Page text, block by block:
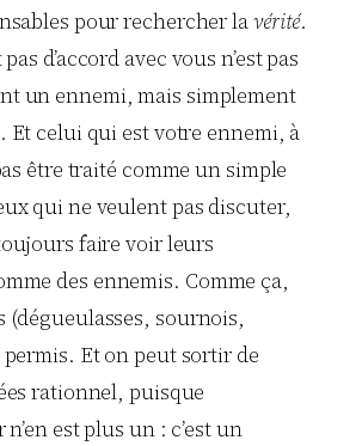
pour rechercher lavérité.
d’accord avec vous n’est pas
un ennemi, mais simplement
Et celui qui est votre ennemi, à
être traité comme un simple
qui ne veulent pas discuter,
faire voir leurs
des ennemis. Comme ça,
(dégueulasses, sournois,
Et on peut sortir de
rationnel, puisque
est plus un : c’est un